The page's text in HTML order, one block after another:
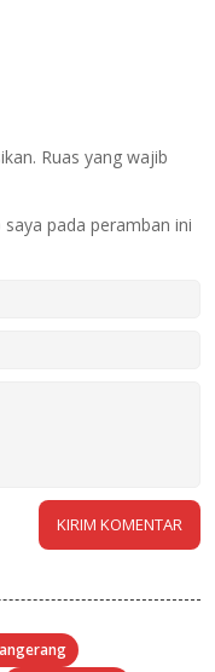
Ruas yang wajib
pada peramban ini